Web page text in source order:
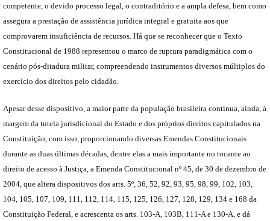
competente, o devido processo legal, o contraditório e a ampla defesa, bem como
assegura a prestação de assistência jurídica integral e gratuita aos que
comprovarem insuficiência de recursos. Há que se reconhecer que o Texto
Constitucional de 1988 representou o marco de ruptura paradigmática com o
cenário pós-ditadura militar, compreendendo instrumentos diversos múltiplos do
exercício dos direitos pelo cidadão.
Apesar desse dispositivo, a maior parte da população brasileira continua, ainda, à
margem da tutela jurisdicional do Estado e dos próprios direitos capitulados na
Constituição, com isso, proporcionando diversas Emendas Constitucionais
durante as duas últimas décadas, dentre elas a mais importante no tocante ao
direito de acesso à Justiça, a Emenda Constitucional nº 45, de 30 de dezembro de
2004, que altera dispositivos dos arts. 5º, 36, 52, 92, 93, 95, 98, 99, 102, 103,
104, 105, 107, 109, 111, 112, 114, 115, 125, 126, 127, 128, 129, 134 e 168 da
Constituição Federal, e acrescenta os arts. 103-A, 103B, 111-A e 130-A, e dá